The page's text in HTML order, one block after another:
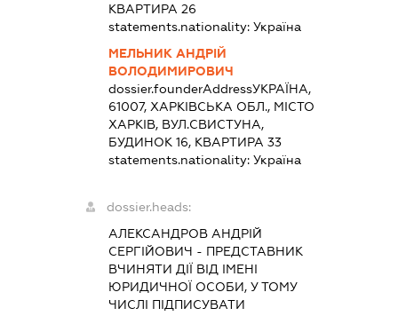
КВАРТИРА 26
statements.nationality: Україна
МЕЛЬНИК АНДРІЙ
ВОЛОДИМИРОВИЧ
dossier.founderAddressУКРАЇНА,
61007, ХАРКІВСЬКА ОБЛ., МІСТО
ХАРКІВ, ВУЛ.СВИСТУНА,
БУДИНОК 16, КВАРТИРА 33
statements.nationality: Україна
dossier.heads:
АЛЕКСАНДРОВ АНДРІЙ
СЕРГІЙОВИЧ - ПРЕДСТАВНИК
ВЧИНЯТИ ДІЇ ВІД ІМЕНІ
ЮРИДИЧНОЇ ОСОБИ, У ТОМУ
ЧИСЛІ ПІДПИСУВАТИ